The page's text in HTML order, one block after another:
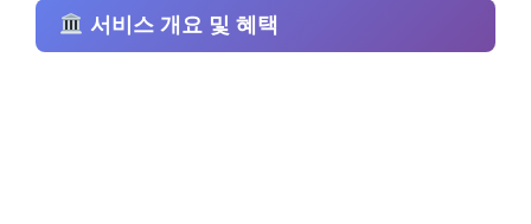
서비스 개요 및 혜택